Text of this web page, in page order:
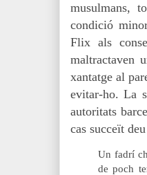
musulmans,
condició
Flix als
maltractaven
xantatge al
evitar-ho. La
autoritats
cas succeït
Un fadrí
de poch